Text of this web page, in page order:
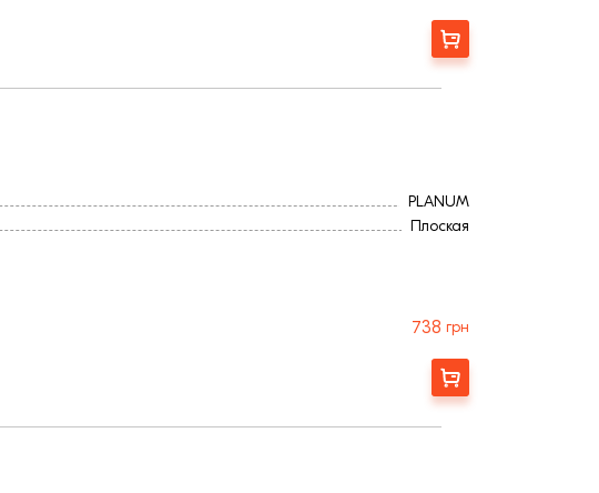
Замовити
PLANUM
Плоская
738 грн
Замовити